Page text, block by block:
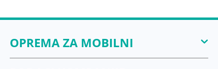
OPREMA ZA MOBILNI